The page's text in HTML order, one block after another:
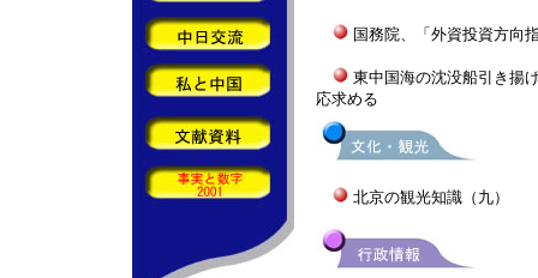
国務院、「外資投資方向
東中国海の沈没船引き揚
応求める
北京の観光知識（九）